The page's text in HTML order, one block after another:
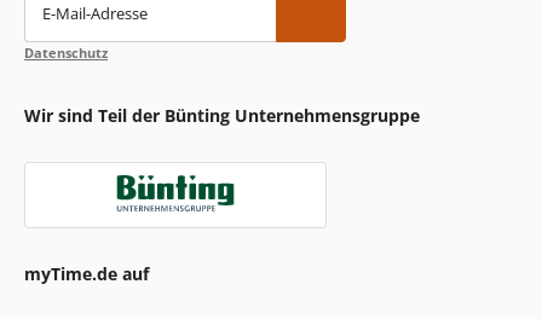
E-Mail-Adresse
Datenschutz
Wir sind Teil der Bünting Unternehmensgruppe
myTime.de auf